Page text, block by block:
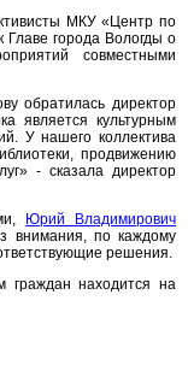
МКУ «Центр по
города Вологды о
совместными
обратилась директор
является культурным
У нашего коллектива
продвижению
- сказала директор
Юрий Владимирович
внимания, по каждому
решения.
граждан находится на